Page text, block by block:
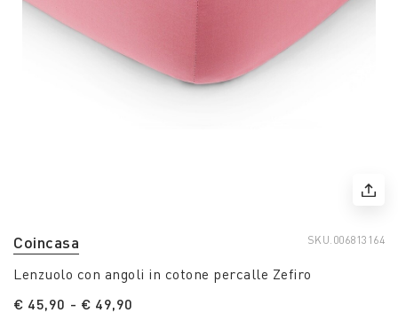
Coincasa SKU. 006813164
Lenzuolo con angoli in cotone percalle Zefiro
€ 45,90 - € 49,90